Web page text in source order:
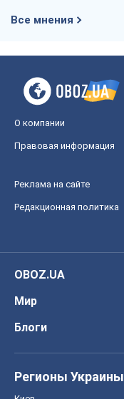
Все мнения
О компании
Правовая информация
Реклама на сайте
Редакционная политика
OBOZ.UA
Мир
Блоги
Регионы Украины